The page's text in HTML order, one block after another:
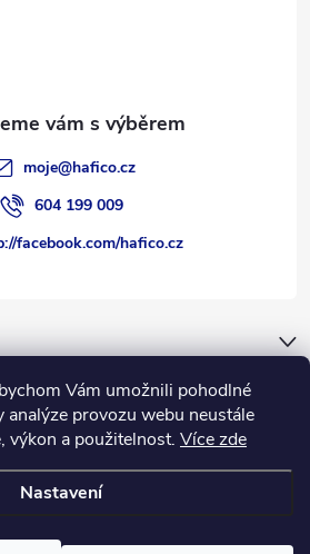
Vám umožnili pohodlné
provozu webu neustále
výkon a použitelnost. Více zde
Nastavení
moje@hafico.cz
604 199 009
facebook.com/hafico.cz
. Všechna práva vyhrazena.